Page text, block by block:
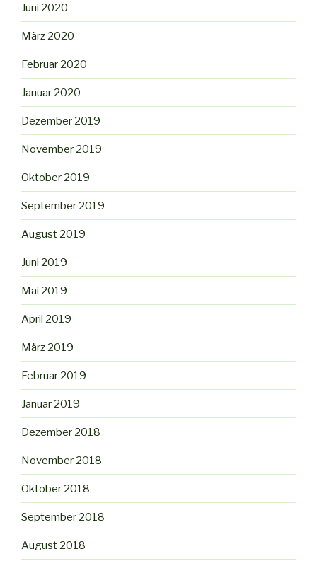
Juni 2020
März 2020
Februar 2020
Januar 2020
Dezember 2019
November 2019
Oktober 2019
September 2019
August 2019
Juni 2019
Mai 2019
April 2019
März 2019
Februar 2019
Januar 2019
Dezember 2018
November 2018
Oktober 2018
September 2018
August 2018